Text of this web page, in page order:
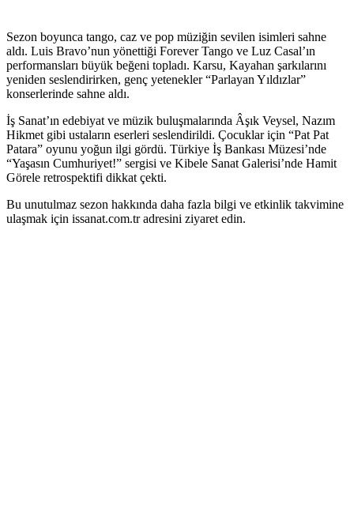
Sezon boyunca tango, caz ve pop müziğin sevilen isimleri sahne
aldı. Luis Bravo’nun yönettiği Forever Tango ve Luz Casal’ın
performansları büyük beğeni topladı. Karsu, Kayahan şarkılarını
yeniden seslendirirken, genç yetenekler “Parlayan Yıldızlar”
konserlerinde sahne aldı.
İş Sanat’ın edebiyat ve müzik buluşmalarında Âşık Veysel, Nazım
Hikmet gibi ustaların eserleri seslendirildi. Çocuklar için “Pat Pat
Patara” oyunu yoğun ilgi gördü. Türkiye İş Bankası Müzesi’nde
“Yaşasın Cumhuriyet!” sergisi ve Kibele Sanat Galerisi’nde Hamit
Görele retrospektifi dikkat çekti.
Bu unutulmaz sezon hakkında daha fazla bilgi ve etkinlik takvimine
ulaşmak için issanat.com.tr adresini ziyaret edin.